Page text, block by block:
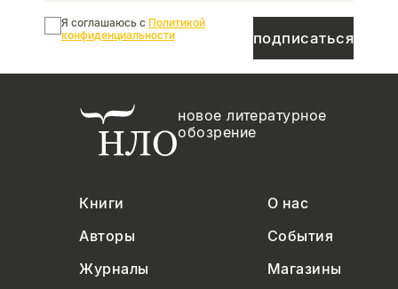
подписаться
Я соглашаюсь с Политикой
конфиденциальности
новое литературное
обозрение
Книги
О нас
Авторы
События
Журналы
Магазины